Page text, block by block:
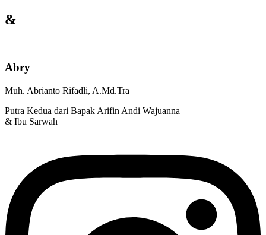
&
Abry
Muh. Abrianto Rifadli, A.Md.Tra
Putra Kedua dari Bapak Arifin Andi Wajuanna
& Ibu Sarwah